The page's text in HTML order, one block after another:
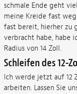
schmale Ende geht
meine Kreide fast
fast bereit, hierher zu
verbracht habe, habe
Radius von 14 Zoll.
Schleifen des 12-
Ich werde jetzt auf 12
arbeiten. Lassen Sie